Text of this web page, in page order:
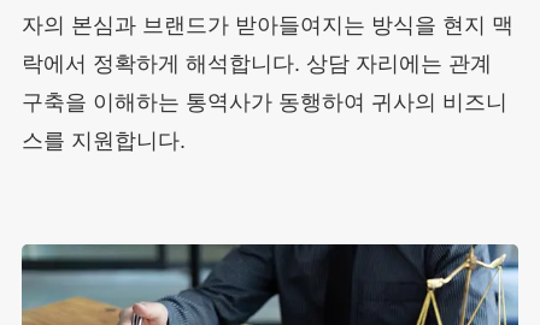
자의 본심과 브랜드가 받아들여지는 방식을 현지 맥
락에서 정확하게 해석합니다. 상담 자리에는 관계
구축을 이해하는 통역사가 동행하여 귀사의 비즈니
스를 지원합니다.